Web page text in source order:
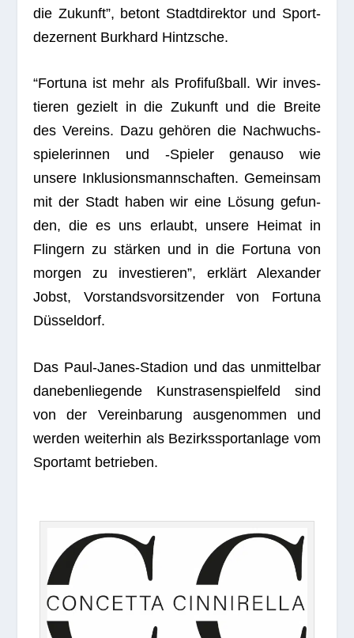
die Zukunft”, betont Stadt­di­rek­tor und Sport­
de­zer­nent Burk­hard Hintzsche.
“For­tuna ist mehr als Pro­fi­fuß­ball. Wir inves­
tie­ren gezielt in die Zukunft und die Breite
des Ver­eins. Dazu gehö­ren die Nach­wuchs­
spie­le­rin­nen und ‑Spie­ler genauso wie
unsere Inklu­si­ons­mann­schaf­ten. Gemein­sam
mit der Stadt haben wir eine Lösung gefun­
den, die es uns erlaubt, unsere Hei­mat in
Flin­gern zu stär­ken und in die For­tuna von
mor­gen zu inves­tie­ren”, erklärt Alex­an­der
Jobst, Vor­stands­vor­sit­zen­der von For­tuna
Düsseldorf.
Das Paul-Janes-Sta­dion und das unmit­tel­bar
dane­ben­lie­gende Kunst­ra­sen­spiel­feld sind
von der Ver­ein­ba­rung aus­ge­nom­men und
wer­den wei­ter­hin als Bezirks­sport­an­lage vom
Sport­amt betrieben.